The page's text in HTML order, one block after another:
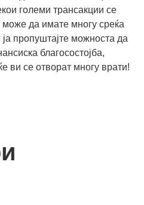
големи трансакции се
може да имате многу среќа
пропуштајте можноста да
благосостојба,
ви се отворат многу врати!